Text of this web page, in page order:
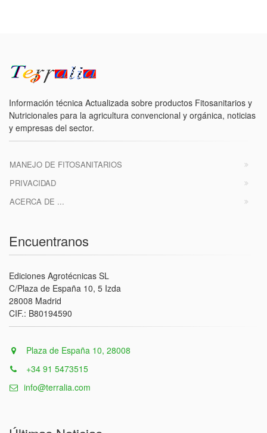
Información técnica Actualizada sobre productos Fitosanitarios y
Nutricionales para la agricultura convencional y orgánica, noticias
y empresas del sector.
MANEJO DE FITOSANITARIOS
PRIVACIDAD
ACERCA DE ...
Encuentranos
Ediciones Agrotécnicas SL
C/Plaza de España 10, 5 Izda
28008 Madrid
CIF.: B80194590
Plaza de España 10, 28008
+34 91 5473515
info@terralia.com